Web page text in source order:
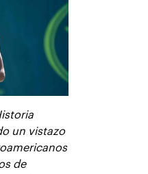
un vistazo
de